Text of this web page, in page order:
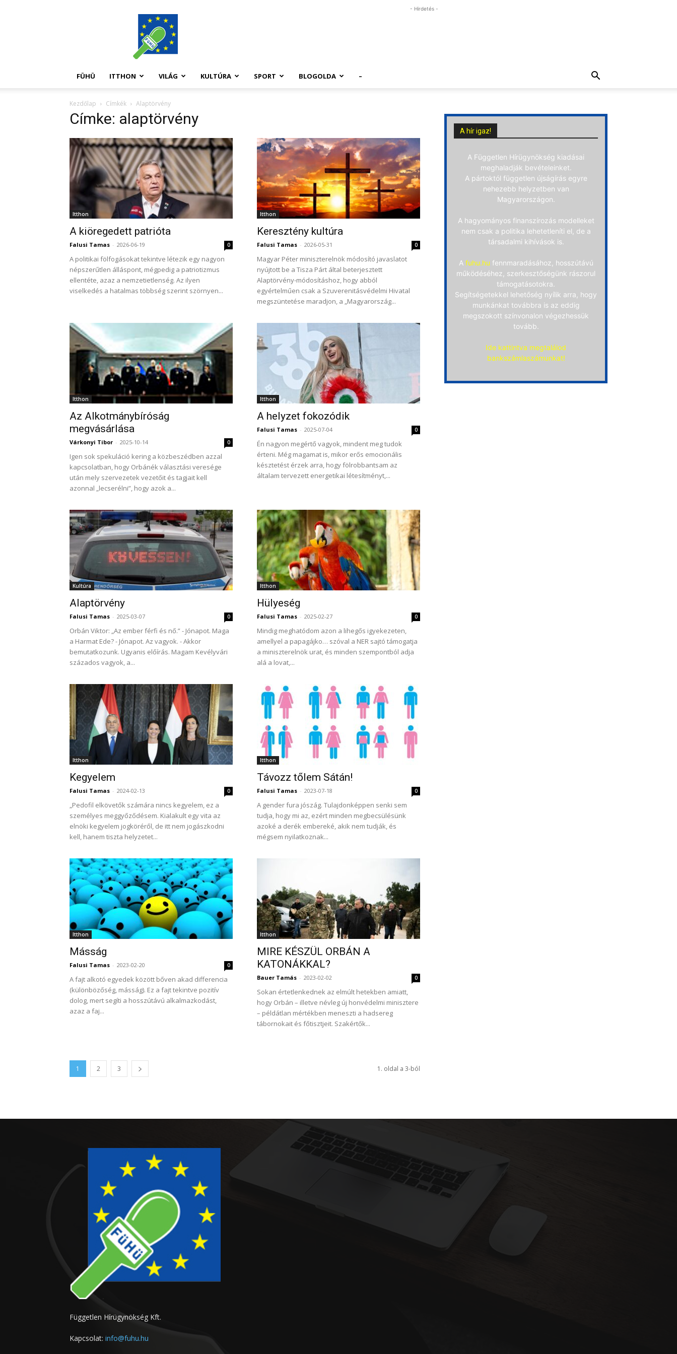
FüHü
- Hirdetés -
FÜHÜ ITTHON VILÁG KULTÚRA SPORT BLOGOLDA –
Kezdőlap Címkék Alaptörvény
Címke: alaptörvény
Itthon
A kiöregedett patrióta
Falusi Tamas - 2026-06-19 0
A politikai fölfogásokat tekintve létezik egy nagyon
népszerűtlen álláspont, mégpedig a patriotizmus
ellentéte, azaz a nemzetietlenség. Az ilyen
viselkedés a hatalmas többség szerint szörnyen...
Itthon
Keresztény kultúra
Falusi Tamas - 2026-05-31 0
Magyar Péter miniszterelnök módosító javaslatot
nyújtott be a Tisza Párt által beterjesztett
Alaptörvény-módosításhoz, hogy abból
egyértelműen csak a Szuverenitásvédelmi Hivatal
megszüntetése maradjon, a „Magyarország...
Itthon
Az Alkotmánybíróság
megvásárlása
Várkonyi Tibor - 2025-10-14 0
Igen sok spekuláció kering a közbeszédben azzal
kapcsolatban, hogy Orbánék választási veresége
után mely szervezetek vezetőit és tagjait kell
azonnal „lecserélni”, hogy azok a...
Itthon
A helyzet fokozódik
Falusi Tamas - 2025-07-04 0
Én nagyon megértő vagyok, mindent meg tudok
érteni. Még magamat is, mikor erős emocionális
késztetést érzek arra, hogy fölrobbantsam az
általam tervezett energetikai létesítményt,...
Kultúra
Alaptörvény
Falusi Tamas - 2025-03-07 0
Orbán Viktor: „Az ember férfi és nő.” - Jónapot. Maga
a Harmat Ede? - Jónapot. Az vagyok. - Akkor
bemutatkozunk. Ugyanis előírás. Magam Kevélyvári
százados vagyok, a...
Itthon
Hülyeség
Falusi Tamas - 2025-02-27 0
Mindig meghatódom azon a lihegős igyekezeten,
amellyel a papagájko… szóval a NER sajtó támogatja
a miniszterelnök urat, és minden szempontból adja
alá a lovat,...
Itthon
Kegyelem
Falusi Tamas - 2024-02-13 0
„Pedofil elkövetők számára nincs kegyelem, ez a
személyes meggyőződésem. Kialakult egy vita az
elnöki kegyelem jogköréről, de itt nem jogászkodni
kell, hanem tiszta helyzetet...
Itthon
Távozz tőlem Sátán!
Falusi Tamas - 2023-07-18 0
A gender fura jószág. Tulajdonképpen senki sem
tudja, hogy mi az, ezért minden megbecsülésünk
azoké a derék embereké, akik nem tudják, és
mégsem nyilatkoznak...
Itthon
Másság
Falusi Tamas - 2023-02-20 0
A fajt alkotó egyedek között bőven akad differencia
(különbözőség, másság). Ez a fajt tekintve pozitív
dolog, mert segíti a hosszútávú alkalmazkodást,
azaz a faj...
Itthon
MIRE KÉSZÜL ORBÁN A
KATONÁKKAL?
Bauer Tamás - 2023-02-02 0
Sokan értetlenkednek az elmúlt hetekben amiatt,
hogy Orbán – illetve névleg új honvédelmi minisztere
– példátlan mértékben meneszti a hadsereg
tábornokait és főtisztjeit. Szakértők...
1 2 3 1. oldal a 3-ból
A hír igaz!
A Független Hírügynökség kiadásai
meghaladják bevételeinket.
A pártoktól független újságírás egyre
nehezebb helyzetben van
Magyarországon.
A hagyományos finanszírozás modelleket
nem csak a politika lehetetleníti el, de a
társadalmi kihívások is.
A fuhu.hu fennmaradásához, hosszútávú
működéséhez, szerkesztőségünk rászorul
támogatásotokra.
Segítségetekkel lehetőség nyílik arra, hogy
munkánkat továbbra is az eddig
megszokott színvonalon végezhessük
tovább.
Ide kattintva megtalálod
bankszámlaszámunkat!
Független Hírügynökség Kft.
Kapcsolat: info@fuhu.hu